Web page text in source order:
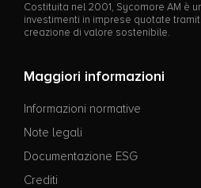
Costituita nel 2001, Sycomore AM è
investimenti in imprese quotate
creazione di valore sostenibile.
Maggiori informazioni
Informazioni normative
Note legali
Documentazione ESG
Crediti